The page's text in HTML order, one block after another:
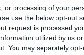
or processing of your
use the below opt-out
request is processed
utilized by us
You may separately
, en los
sexual
en la
lo ocurrido